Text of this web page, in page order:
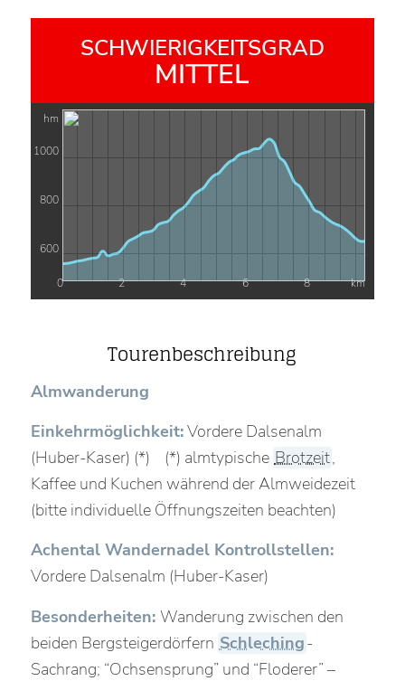
SCHWIERIGKEITSGRAD
MITTEL
km
hm
0 2 4 6 8
600
800
1000
Tourenbeschreibung
Almwanderung
Einkehrmöglichkeit:Vordere Dalsenalm
(Huber-Kaser) (*) (*) almtypische Brotzeit,
Kaffee und Kuchen während der Almweidezeit
(bitte individuelle Öffnungszeiten beachten)
Achental Wandernadel Kontrollstellen:
Vordere Dalsenalm (Huber-Kaser)
Besonderheiten: Wanderung zwischen den
beiden Bergsteigerdörfern Schleching-
Sachrang; “Ochsensprung” und “Floderer” –